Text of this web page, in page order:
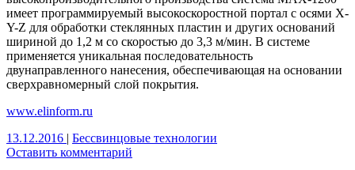
имеет программируемый высокоскоростной портал с осями X-
Y-Z для обработки стеклянных пластин и других оснований
шириной до 1,2 м со скоростью до 3,3 м/мин. В системе
применяется уникальная последовательность
двунаправленного нанесения, обеспечивающая на основании
сверхравномерный слой покрытия.
www.elinform.ru
13.12.2016 | Бессвинцовые технологии
Оставить комментарий